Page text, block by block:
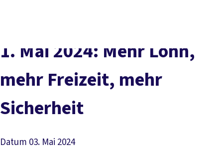
Service
Mitmachen
1. Mai 2024: Mehr Lohn,
mehr Freizeit, mehr
Sicherheit
Datum 03. Mai 2024